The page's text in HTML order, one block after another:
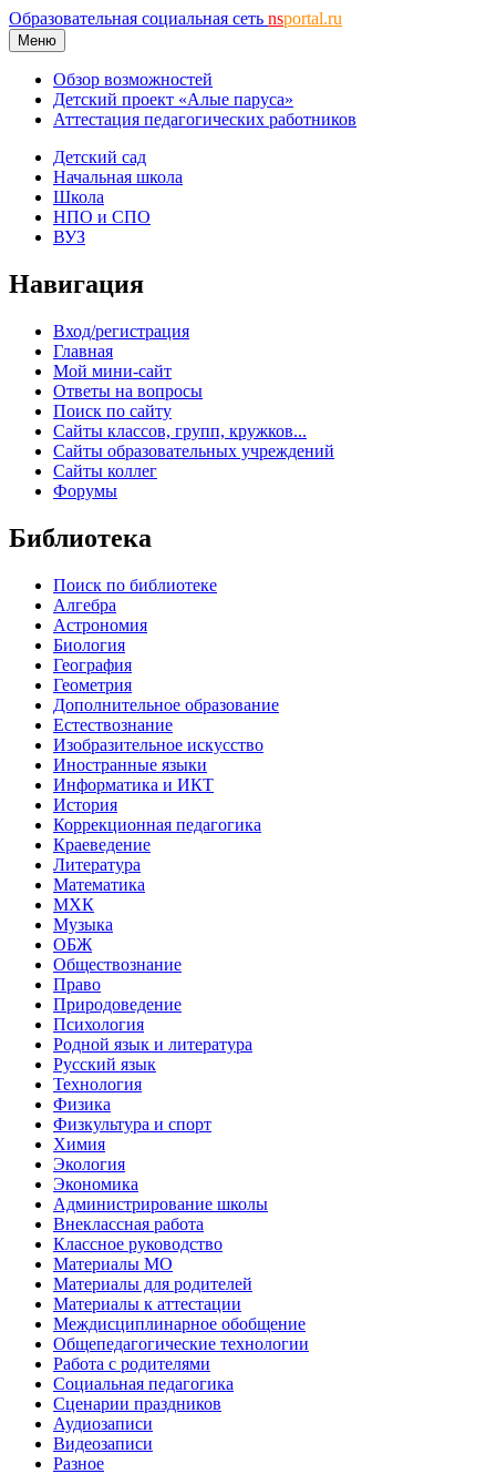
Образовательная социальная сеть nsportal.ru
Меню
Обзор возможностей
Детский проект «Алые паруса»
Аттестация педагогических работников
Детский сад
Начальная школа
Школа
НПО и СПО
ВУЗ
Навигация
Вход/регистрация
Главная
Мой мини-сайт
Ответы на вопросы
Поиск по сайту
Сайты классов, групп, кружков...
Сайты образовательных учреждений
Сайты коллег
Форумы
Библиотека
Поиск по библиотеке
Алгебра
Астрономия
Биология
География
Геометрия
Дополнительное образование
Естествознание
Изобразительное искусство
Иностранные языки
Информатика и ИКТ
История
Коррекционная педагогика
Краеведение
Литература
Математика
МХК
Музыка
ОБЖ
Обществознание
Право
Природоведение
Психология
Родной язык и литература
Русский язык
Технология
Физика
Физкультура и спорт
Химия
Экология
Экономика
Администрирование школы
Внеклассная работа
Классное руководство
Материалы МО
Материалы для родителей
Материалы к аттестации
Междисциплинарное обобщение
Общепедагогические технологии
Работа с родителями
Социальная педагогика
Сценарии праздников
Аудиозаписи
Видеозаписи
Разное